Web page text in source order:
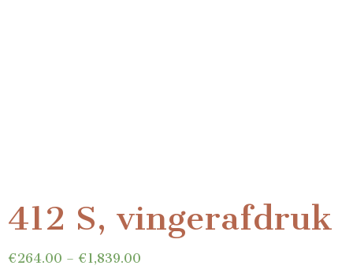
412 S, vingerafdruk
€264.00 – €1,839.00